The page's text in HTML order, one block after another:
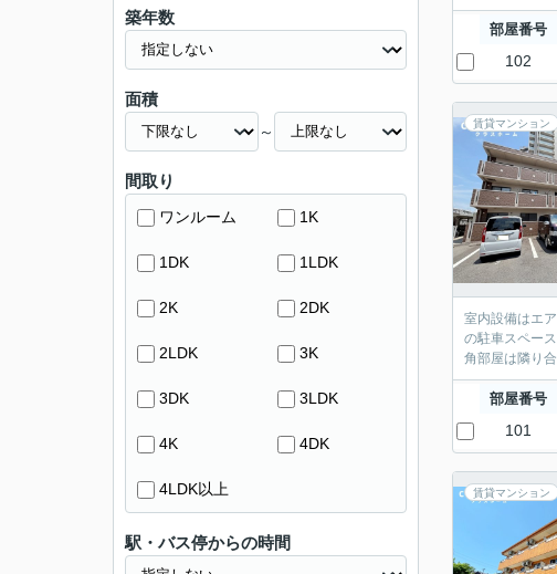
部屋番号
102
賃貸マンション
室内設備はエ
の駐車スペー
角部屋は隣り
部屋番号
101
賃貸マンション
築年数
面積
～
間取り
ワンルーム 1K
1DK 1LDK
2K 2DK
2LDK 3K
3DK 3LDK
4K 4DK
4LDK以上
駅・バス停からの時間